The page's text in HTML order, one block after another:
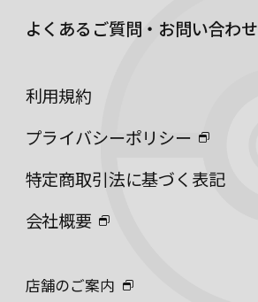
よくあるご質問・お問い合わせ
利用規約
プライバシーポリシー
特定商取引法に基づく表記
会社概要
店舗のご案内